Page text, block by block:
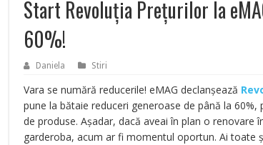
Start Revoluția Prețurilor la
60%!
Daniela Stiri
Vara se numără reducerile! eMAG declanșează
pune la bătaie reduceri generoase de până la
de produse. Așadar, dacă aveai în plan o renovare
garderoba, acum ar fi momentul oportun. Ai toate